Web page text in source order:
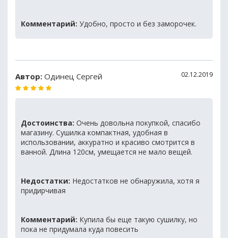
Комментарий: Удобно, просто и без заморочек.
Автор: Одинец Сергей 02.12.2019
Достоинства: Очень довольна покупкой, спасибо
магазину. Сушилка компактная, удобная в
использовании, аккуратно и красиво смотрится в
ванной. Длина 120см, умещается не мало вещей.
Недостатки: Недостатков не обнаружила, хотя я
придирчивая
Комментарий: Купила бы еще такую сушилку, но
пока не придумала куда повесить